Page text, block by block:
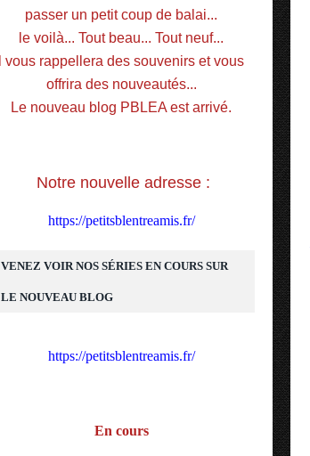
VENEZ VOIR NOS SÉRIES EN COURS SUR
LE NOUVEAU BLOG
https://petitsblentreamis.fr/
En cours
passer un petit coup de balai...
le voilà... Tout beau... Tout neuf...
Il vous rappellera des souvenirs et vous
offrira des nouveautés...
Le nouveau blog PBLEA est arrivé.
Notre nouvelle adresse :
https://petitsblentreamis.fr/